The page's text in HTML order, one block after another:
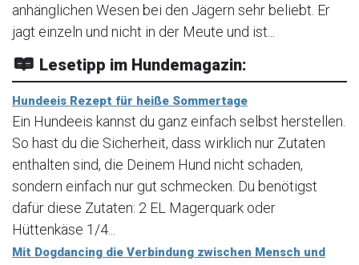
anhänglichen Wesen bei den Jägern sehr beliebt. Er
jagt einzeln und nicht in der Meute und ist...
Lesetipp im Hundemagazin:
Hundeeis Rezept für heiße Sommertage
Ein Hundeeis kannst du ganz einfach selbst herstellen.
So hast du die Sicherheit, dass wirklich nur Zutaten
enthalten sind, die Deinem Hund nicht schaden,
sondern einfach nur gut schmecken. Du benötigst
dafür diese Zutaten: 2 EL Magerquark oder
Hüttenkäse 1/4...
Mit Dogdancing die Verbindung zwischen Mensch und